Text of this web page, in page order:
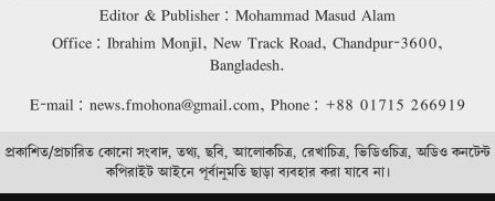
Editor & Publisher: Mohammad Masud Alam
Office: Ibrahim Monjil, New Track Road, Chandpur-3600,
Bangladesh.
E-mail: news.fmohona@gmail.com, Phone: +88 01715 266919
প্রকাশিত/প্রচারিত কোনো সংবাদ, তথ্য, ছবি, আলোকচিত্র, রেখাচিত্র, ভিডিওচিত্র, অডিও কনটেন্ট
কপিরাইট আইনে পূর্বানুমতি ছাড়া ব্যবহার করা যাবে না।